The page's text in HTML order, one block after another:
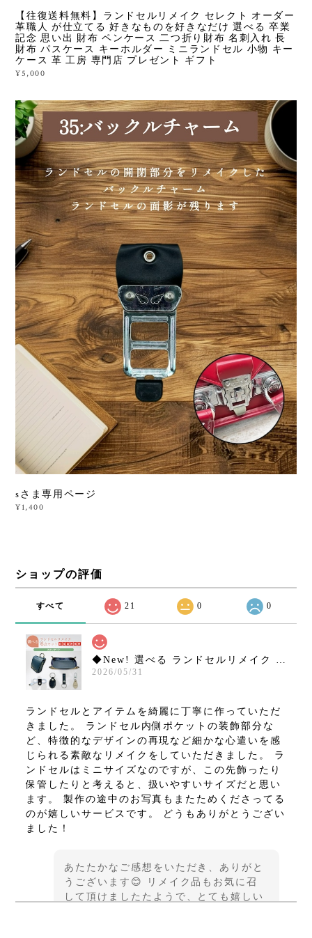
【往復送料無料】ランドセルリメイク セレクト オーダー
革職人 が仕立てる 好きなものを好きなだけ 選べる 卒業
記念 思い出 財布 ペンケース 二つ折り財布 名刺入れ 長
財布 パスケース キーホルダー ミニランドセル 小物 キー
ケース 革 工房 専門店 プレゼント ギフト
¥5,000
sさま専用ページ
¥1,400
ショップの評価
すべて 21 0 0
2026/05/31
ランドセルとアイテムを綺麗に丁寧に作っていただ
きました。 ランドセル内側ポケットの装飾部分な
ど、特徴的なデザインの再現など細かな心遣いを感
じられる素敵なリメイクをしていただきました。 ラ
ンドセルはミニサイズなのですが、この先飾ったり
保管したりと考えると、扱いやすいサイズだと思い
ます。 製作の途中のお写真もまたためくださってる
のが嬉しいサービスです。 どうもありがとうござい
ました！
あたたかなご感想をいただき、ありがと
うございます😊 リメイク品もお気に召
して頂けましたたようで、とても嬉しい